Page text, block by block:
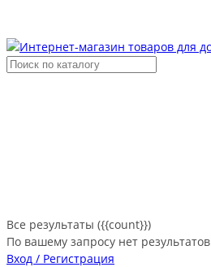
Все результаты ({{count}})
По вашему запросу нет результатов
Вход / Регистрация